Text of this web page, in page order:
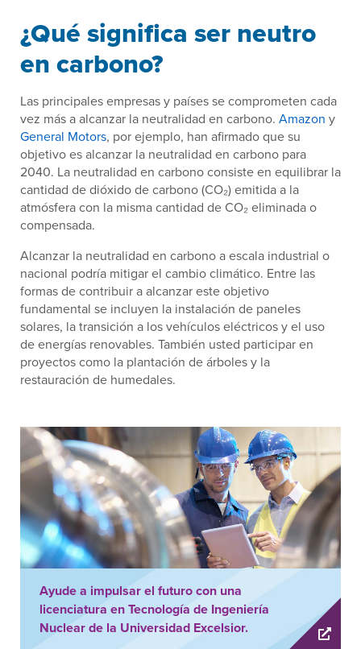
¿Qué significa ser neutro
en carbono?
Las principales empresas y países se comprometen cada
vez más a alcanzar la neutralidad en carbono. Amazon y
General Motors, por ejemplo, han afirmado que su
objetivo es alcanzar la neutralidad en carbono para
2040. La neutralidad en carbono consiste en equilibrar la
cantidad de dióxido de carbono (CO₂) emitida a la
atmósfera con la misma cantidad de CO₂ eliminada o
compensada.
Alcanzar la neutralidad en carbono a escala industrial o
nacional podría mitigar el cambio climático. Entre las
formas de contribuir a alcanzar este objetivo
fundamental se incluyen la instalación de paneles
solares, la transición a los vehículos eléctricos y el uso
de energías renovables. También usted participar en
proyectos como la plantación de árboles y la
restauración de humedales.
Ayude a impulsar el futuro con una
licenciatura en Tecnología de Ingeniería
Nuclear de la Universidad Excelsior.